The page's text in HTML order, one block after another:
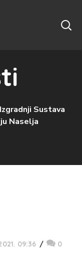
Sustava
Naselja
09:36 0